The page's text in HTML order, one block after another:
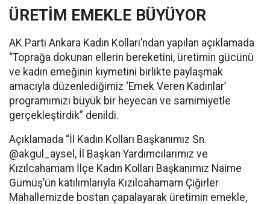
ÜRETİM EMEKLE BÜYÜYOR
AK Parti Ankara Kadın Kolları’ndan yapılan açıklamada
“Toprağa dokunan ellerin bereketini, üretimin gücünü
ve kadın emeğinin kıymetini birlikte paylaşmak
amacıyla düzenlediğimiz ‘Emek Veren Kadınlar’
programımızı büyük bir heyecan ve samimiyetle
gerçekleştirdik” denildi.
Açıklamada “İl Kadın Kolları Başkanımız Sn.
@akgul_aysel, İl Başkan Yardımcılarımız ve
Kızılcahamam İlçe Kadın Kolları Başkanımız Naime
Gümüş’ün katılımlarıyla Kızılcahamam Çiğirler
Mahallemizde bostan çapalayarak üretimin emekle,